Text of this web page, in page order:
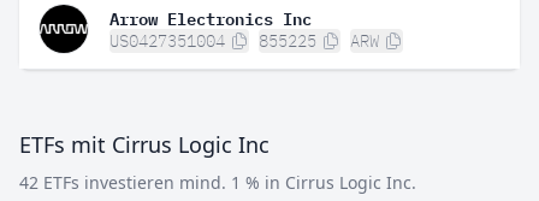
Arrow Electronics Inc
US0427351004 855225 ARW
ETFs mit Cirrus Logic Inc
42 ETFs investieren mind. 1 % in Cirrus Logic Inc.